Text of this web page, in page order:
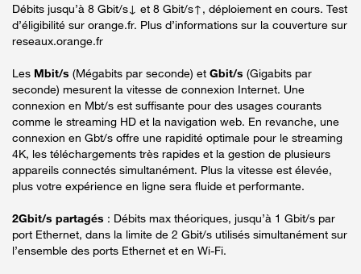
Débits jusqu’à 8 Gbit/s↓ et 8 Gbit/s↑, déploiement en cours. Test
d’éligibilité sur orange.fr. Plus d’informations sur la couverture sur
reseaux.orange.fr
Les Mbit/s (Mégabits par seconde) et Gbit/s (Gigabits par
seconde) mesurent la vitesse de connexion Internet. Une
connexion en Mbt/s est suffisante pour des usages courants
comme le streaming HD et la navigation web. En revanche, une
connexion en Gbt/s offre une rapidité optimale pour le streaming
4K, les téléchargements très rapides et la gestion de plusieurs
appareils connectés simultanément. Plus la vitesse est élevée,
plus votre expérience en ligne sera fluide et performante.
2Gbit/s partagés : Débits max théoriques, jusqu’à 1 Gbit/s par
port Ethernet, dans la limite de 2 Gbit/s utilisés simultanément sur
l’ensemble des ports Ethernet et en Wi-Fi.